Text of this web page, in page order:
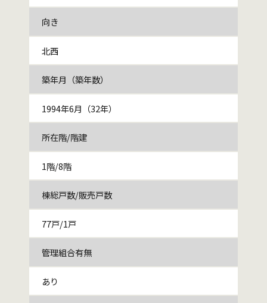
向き
北西
築年月（築年数）
1994年6月（32年）
所在階/階建
1階/8階
棟総戸数/販売戸数
77戸/1戸
管理組合有無
あり